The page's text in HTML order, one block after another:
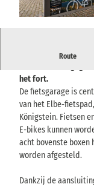
Route
De fietsgarage van
het fort.
De fietsgarage is
van het Elbe-
Königstein. Fietsen
E-bikes kunnen
acht bovenste boxen
worden afgesteld.
Dankzij de